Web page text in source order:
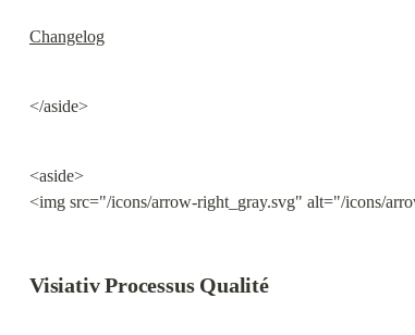
Changelog
</aside>
<aside>
<img src="/icons/arrow-right_gray.svg" alt="/icons/
Visiativ Processus Qualité